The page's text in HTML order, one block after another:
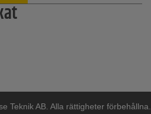
Teknik AB. Alla rättigheter förbehållna.